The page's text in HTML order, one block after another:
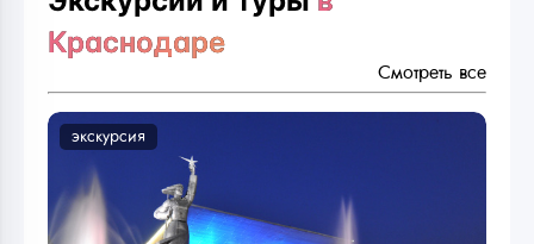
Краснодаре
Смотреть все
экскурсия